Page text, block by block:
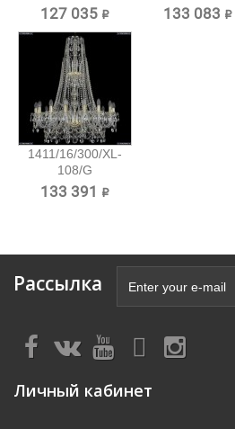
Хрустальная...
127 035 ₽
Хрустальная...
133 083 ₽
1411/16/300/XL-
108/G
Хрустальная...
133 391 ₽
Рассылка
Личный кабинет